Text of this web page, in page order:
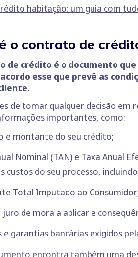
habitação: um guia com
o contrato de
de crédito é o documento
esse que prevê as
de tomar qualquer decisão
importantes, como:
e montante do seu crédito;
Nominal (TAN) e Taxa Anual
custos do seu processo,
Total Imputado ao Consumidor;
juro de mora a aplicar e
e garantias bancárias exigidos
encontra também uma